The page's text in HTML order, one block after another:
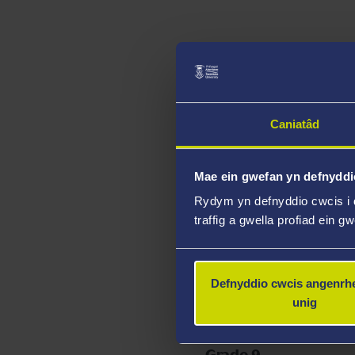
Caniatâd
Mae ein gwefan yn
Rydym yn defnyddio cwcis i
traffig a gwella profiad ein
Defnyddio cwcis
unig